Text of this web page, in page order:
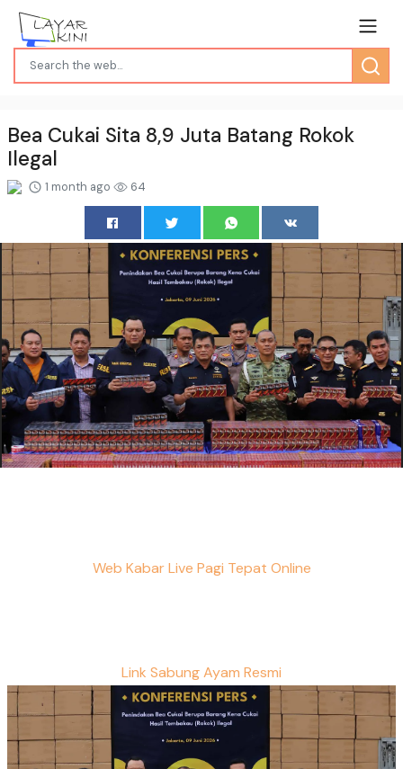
Bea Cukai Sita 8,9 Juta Batang Rokok
Ilegal
1 month ago 64
Web Kabar Live Pagi Tepat Online
Link Sabung Ayam Resmi